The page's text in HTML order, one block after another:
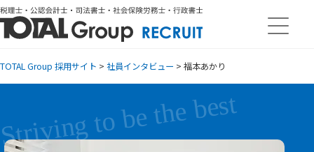
TOTAL Group 採用サイト > 社員インタビュー > 福本あかり
to be the best